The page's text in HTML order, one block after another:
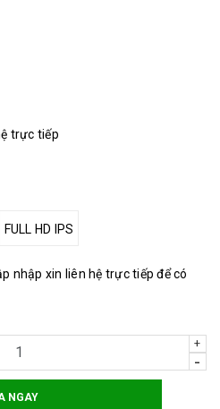
trực tiếp
FULL HD IPS
nhập xin liên hệ trực tiếp để có
+
-
NGAY